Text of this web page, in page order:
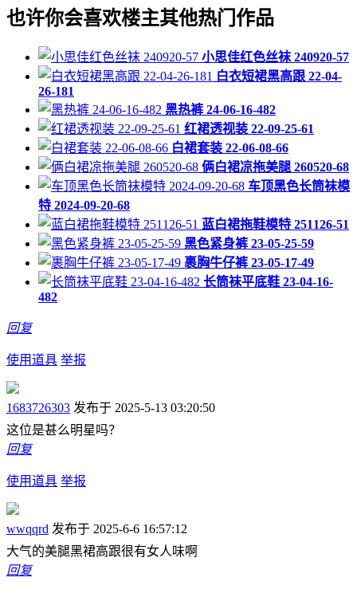
也许你会喜欢楼主其他热门作品
小思佳红色丝袜 240920-57
白衣短裙黑高跟 22-04-
26-181
黑热裤 24-06-16-482
红裙透视装 22-09-25-61
白裙套装 22-06-08-66
俩白裙凉拖美腿 260520-68
车顶黑色长筒袜模
特 2024-09-20-68
蓝白裙拖鞋模特 251126-51
黑色紧身裤 23-05-25-59
裹胸牛仔裤 23-05-17-49
长筒袜平底鞋 23-04-16-
482
回复
使用道具 举报
1683726303 发布于 2025-5-13 03:20:50
这位是甚么明星吗？
回复
使用道具 举报
wwqqrd 发布于 2025-6-6 16:57:12
大气的美腿黑裙高跟很有女人味啊
回复